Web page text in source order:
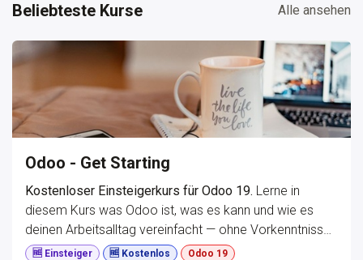
Alle ansehen
Beliebteste Kurse
Odoo - Get Starting
Kostenloser Einsteigerkurs für Odoo 19. Lerne in
diesem Kurs was Odoo ist, was es kann und wie es
deinen Arbeitsalltag vereinfacht — ohne Vorkenntnisse,
praxisnah und auf Deutsch.
🆓 Einsteiger 🆓 Kostenlos Odoo 19